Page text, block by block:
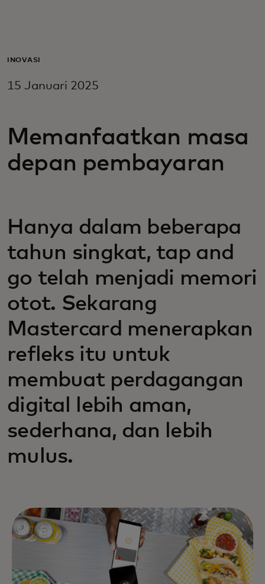
Untuk bisnis
Untuk inovator
Berita dan tren
INOVASI
15 Januari 2025
Memanfaatkan masa
depan pembayaran
Hanya dalam beberapa
tahun singkat, tap and
go telah menjadi memori
otot. Sekarang
Mastercard menerapkan
refleks itu untuk
membuat perdagangan
digital lebih aman,
sederhana, dan lebih
mulus.